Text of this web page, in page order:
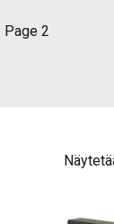
Page 2